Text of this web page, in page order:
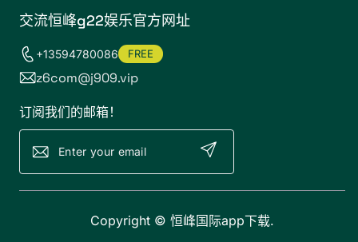
交流恒峰g22娱乐官方网址
+13594780086 FREE
z6com@j909.vip
订阅我们的邮箱！
Copyright © 恒峰国际app下载.